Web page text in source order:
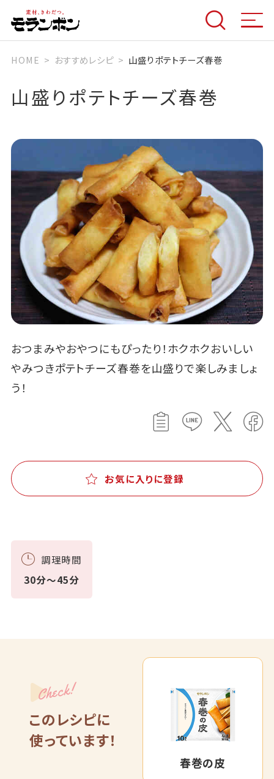
HOME おすすめレシピ 山盛りポテトチーズ春巻
山盛りポテトチーズ春巻
おつまみやおやつにもぴったり！ホクホクおいしい
やみつきポテトチーズ春巻を山盛りで楽しみましょ
う！
お気に入りに登録
調理時間
30分～45分
Check!
このレシピに
使っています！
春巻の皮